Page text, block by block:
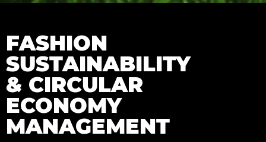
FASHION
SUSTAINABILITY
& CIRCULAR
ECONOMY
MANAGEMENT